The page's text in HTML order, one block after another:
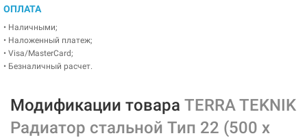
ОПЛАТА
• Наличными;
• Наложенный платеж;
• Visa/MasterCard;
• Безналичный расчет.
Модификации товара TERRA TEKNIK
Радиатор стальной Тип 22 (500 x